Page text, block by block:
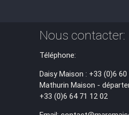
Nous contacter:
Téléphone:
Daisy Maison : +33 (0)6 60
Mathurin Maison -
+33 (0)6 64 71 12 02